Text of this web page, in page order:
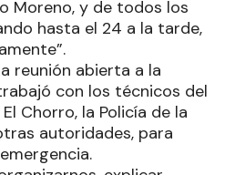
Moreno, y de todos los
hasta el 24 a la tarde,
reunión abierta a la
con los técnicos del
Chorro, la Policía de la
autoridades, para